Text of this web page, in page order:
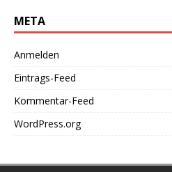
META
Anmelden
Eintrags-Feed
Kommentar-Feed
WordPress.org